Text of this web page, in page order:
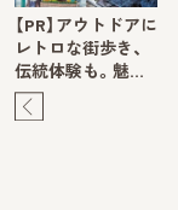
【PR】アウトドアに
レトロな街歩き、
伝統体験も。魅…